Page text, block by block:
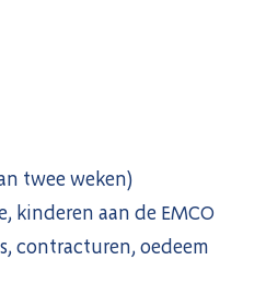
twee weken)
aan de EMCO
contracturen, oedeem